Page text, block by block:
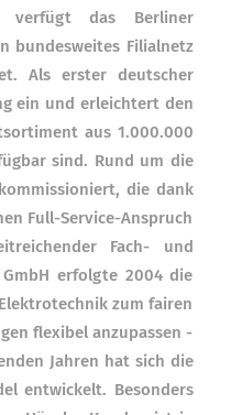
verfügt das Berliner
bundesweites Filialnetz
Als erster deutscher
ein und erleichtert den
aus 1.000.000
sind. Rund um die
die dank
Full-Service-Anspruch
Fach- und
erfolgte 2004 die
zum fairen
flexibel anzupassen -
Jahren hat sich die
entwickelt. Besonders